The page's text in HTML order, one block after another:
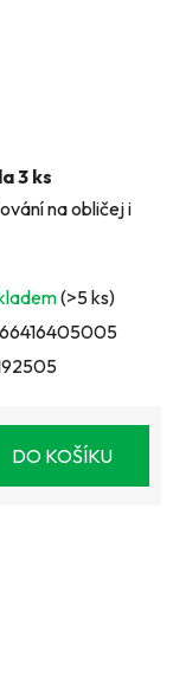
3 ks
na obličej i
(>5 ks)
DO KOŠÍKU